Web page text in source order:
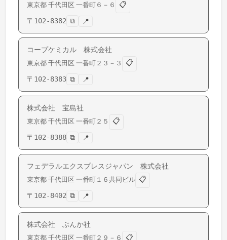
東京都 千代田区 一番町 ６－６
📋
〒 102-8382 ⧉ 📍
コープケミカル 株式会社
東京都 千代田区 一番町 ２３－３
📋
〒 102-8383 ⧉ 📍
株式会社 宝島社
東京都 千代田区 一番町 ２５
📋
〒 102-8388 ⧉ 📍
フェデラルエクスプレスジャパン 株式会社
東京都 千代田区 一番町 １６共同ビル 📋
〒 102-8402 ⧉ 📍
株式会社 ぶんか社
東京都 千代田区 一番町 ２９－６
📋